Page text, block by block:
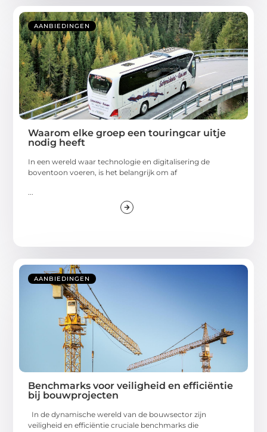
AANBIEDINGEN
Waarom elke groep een touringcar uitje
nodig heeft
In een wereld waar technologie en digitalisering de
boventoon voeren, is het belangrijk om af
AANBIEDINGEN
Benchmarks voor veiligheid en efficiëntie
bij bouwprojecten
In de dynamische wereld van de bouwsector zijn
veiligheid en efficiëntie cruciale benchmarks die